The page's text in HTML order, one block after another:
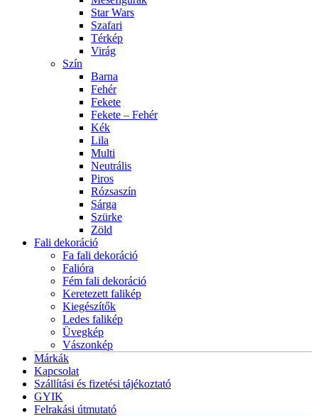
Star Wars
Szafari
Térkép
Virág
Szín
Barna
Fehér
Fekete
Fekete – Fehér
Kék
Lila
Multi
Neutrális
Piros
Rózsaszín
Sárga
Szürke
Zöld
Fali dekoráció
Fa fali dekoráció
Falióra
Fém fali dekoráció
Keretezett falikép
Kiegészítők
Ledes falikép
Üvegkép
Vászonkép
Márkák
Kapcsolat
Szállítási és fizetési tájékoztató
GYIK
Felrakási útmutató